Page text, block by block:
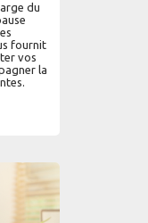
du
fournit
vos
la
PLUS...